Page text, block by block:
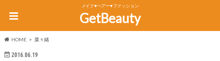
メイク♥ヘアー♥ファッション
GetBeauty
HOME 菜々緒
2016.06.19